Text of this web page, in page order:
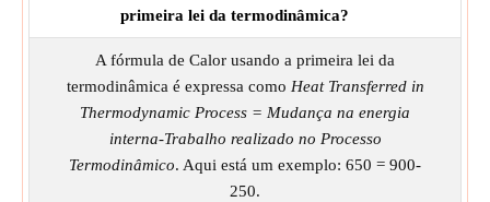
primeira lei da termodinâmica?
A fórmula de Calor usando a primeira lei da
termodinâmica é expressa como Heat Transferred in
Thermodynamic Process = Mudança na energia
interna-Trabalho realizado no Processo
Termodinâmico. Aqui está um exemplo: 650 = 900-
250.